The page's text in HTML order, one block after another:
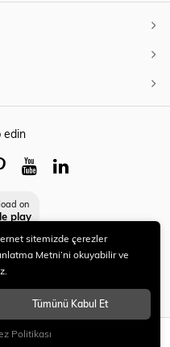
edin
on
play
hakları saklıdır.
sitemizde çerezler
Metni’ni okuyabilir ve
Tümünü Kabul Et
Politikası